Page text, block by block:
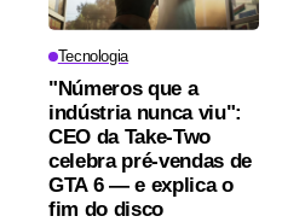
Tecnologia
"Números que a
indústria nunca viu":
CEO da Take-Two
celebra pré-vendas de
GTA 6 — e explica o
fim do disco